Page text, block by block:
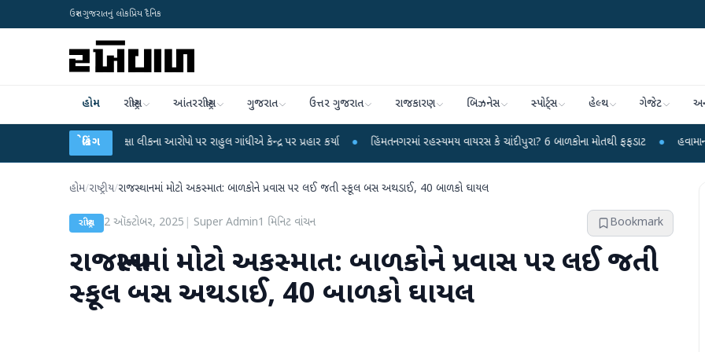
ઉત્તર ગુજરાતનું લોકપ્રિય દૈનિક
હોમ રાષ્ટ્રીય આંતરરાષ્ટ્રીય ગુજરાત ઉત્તર ગુજરાત રાજકારણ બિઝનેસ સ્પોર્ટ્સ હેલ્થ ગેજેટ
બ્રેકિંગ
NET પરીક્ષા લીકના આરોપો પર રાહુલ ગાંધીએ કેન્દ્ર પર પ્રહાર કર્યા ● હિંમતનગરમાં રહસ્યમય વાયરસ કે ચાંદીપુરા? 6 બાળકોના મોતથી ફફડાટ ● હવામાન વિભાગે 18
હોમ/રાષ્ટ્રીય/રાજસ્થાનમાં મોટો અકસ્માત: બાળકોને પ્રવાસ પર લઈ જતી સ્કૂલ બસ અથડાઈ, 40 બાળકો ઘાયલ
રાષ્ટ્રીય 2 ઑક્ટોબર, 2025 Super Admin1 મિનિટ વાંચન Bookmark
રાજસ્થાનમાં મોટો અકસ્માત: બાળકોને પ્રવાસ પર લઈ જતી
સ્કૂલ બસ અથડાઈ, 40 બાળકો ઘાયલ